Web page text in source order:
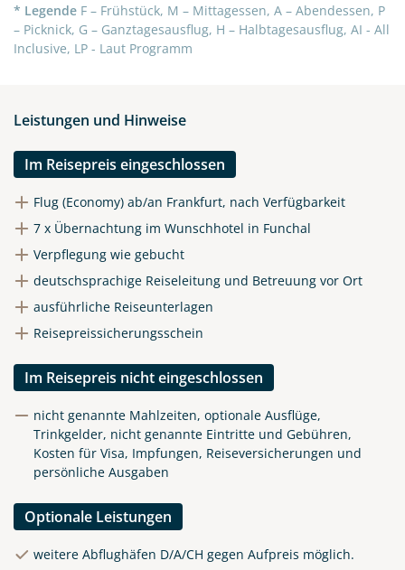
* Legende F – Frühstück, M – Mittagessen, A – Abendessen, P
– Picknick, G – Ganztagesausflug, H – Halbtagesausflug, AI - All
Inclusive, LP - Laut Programm
Leistungen und Hinweise
Im Reisepreis eingeschlossen
Flug (Economy) ab/an Frankfurt, nach Verfügbarkeit
7 x Übernachtung im Wunschhotel in Funchal
Verpflegung wie gebucht
deutschsprachige Reiseleitung und Betreuung vor Ort
ausführliche Reiseunterlagen
Reisepreissicherungsschein
Im Reisepreis nicht eingeschlossen
nicht genannte Mahlzeiten, optionale Ausflüge,
Trinkgelder, nicht genannte Eintritte und Gebühren,
Kosten für Visa, Impfungen, Reiseversicherungen und
persönliche Ausgaben
Optionale Leistungen
weitere Abflughäfen D/A/CH gegen Aufpreis möglich.